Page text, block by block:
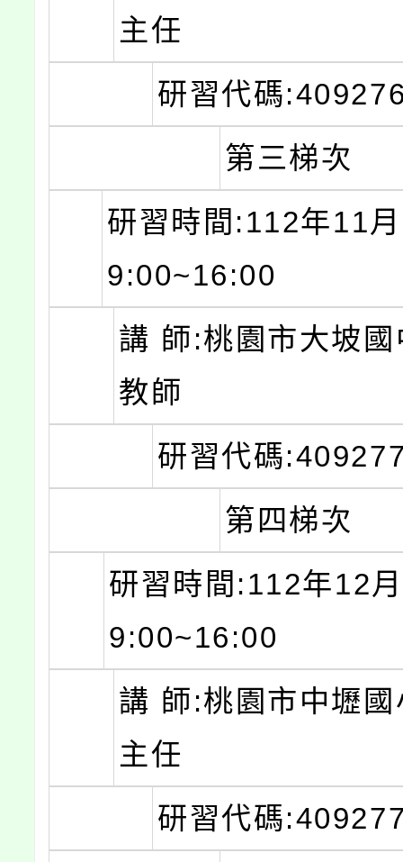
主任
研習代碼
第三梯次
研習時間:112年11
9:00~16:00
講 師:桃園市大坡
教師
研習代碼
第四梯次
研習時間:112年12
9:00~16:00
講 師:桃園市中壢
主任
研習代碼